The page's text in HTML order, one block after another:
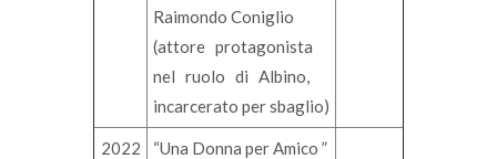
Raimondo Coniglio
(attore protagonista
nel ruolo di Albino,
incarcerato per sbaglio)
2022
“Una Donna per Amico ”